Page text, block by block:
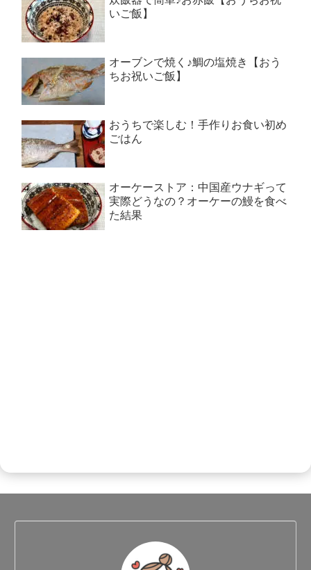
いご飯】
オーブンで焼く♪鯛の塩焼き【おう
ちお祝いご飯】
おうちで楽しむ！手作りお食い初め
ごはん
オーケーストア：中国産ウナギって
実際どうなの？オーケーの鰻を食べ
た結果